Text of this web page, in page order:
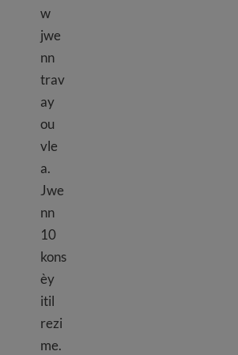
w
jwe
nn
trav
ay
ou
vle
a.
Jwe
nn
10
kons
èy
itil
rezi
me.